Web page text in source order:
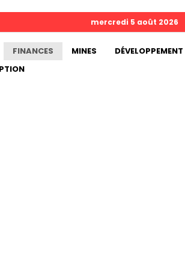
mercredi 5 août 2026
FINANCES MINES